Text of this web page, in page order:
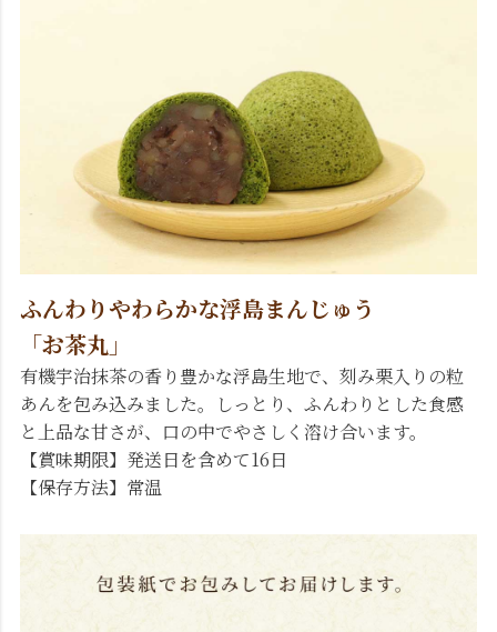
ふんわりやわらかな浮島まんじゅう
「お茶丸」
有機宇治抹茶の香り豊かな浮島生地で、刻み栗入りの粒
あんを包み込みました。しっとり、ふんわりとした食感
と上品な甘さが、口の中でやさしく溶け合います。
【賞味期限】発送日を含めて16日
【保存方法】常温